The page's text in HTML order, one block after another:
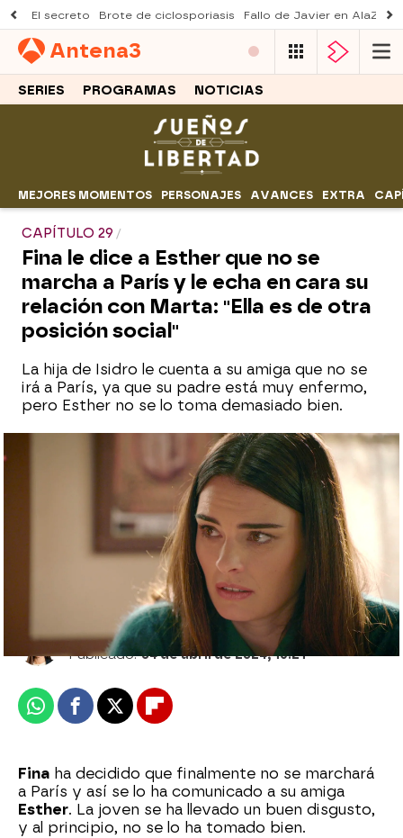
El secreto Brote de ciclosporiasis Fallo de Javier en AlaZ
Antena3
SERIES PROGRAMAS NOTICIAS
MEJORES MOMENTOS PERSONAJES AVANCES EXTRA
CAPÍTULO 29
Fina le dice a Esther que no se
marcha a París y le echa en cara su
relación con Marta: "Ella es de otra
posición social"
La hija de Isidro le cuenta a su amiga que no se
irá a París, ya que su padre está muy enfermo,
pero Esther no se lo toma demasiado bien.
Digna interviene y le cuenta a Fina la
verdad sobre la enfermedad de su padre:
"La situación es muy grave"
Ana Bermejo Lillo
Publicado:04 de abril de 2024, 16:21
WhatsappFacebook
X Flipboard
Fina ha decidido que finalmente no se marchará
a París y así se lo ha comunicado a su amiga
Esther. La joven se ha llevado un buen disgusto,
y al principio, no se lo ha tomado bien.